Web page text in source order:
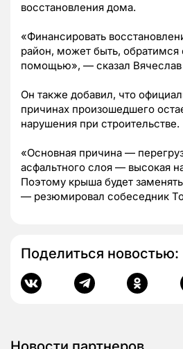
восстановления дома.
«Финансировать
район, может быть, обратимся
помощью», — сказал
Он также добавил, что
причинах произошедшего
нарушения при строительстве.
«Основная причина —
асфальтного слоя — высокая
Поэтому крыша будет
— резюмировал собеседник
Поделиться новостью: